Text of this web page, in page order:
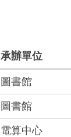
承辦單位
圖書館
圖書館
電算中心